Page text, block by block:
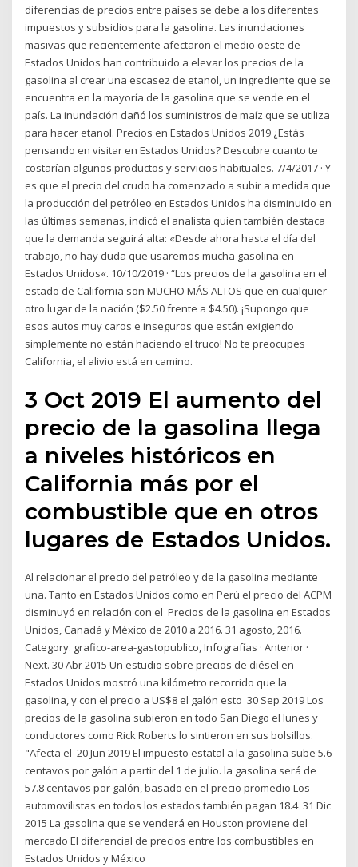
diferencias de precios entre países se debe a los diferentes
impuestos y subsidios para la gasolina. Las inundaciones
masivas que recientemente afectaron el medio oeste de
Estados Unidos han contribuido a elevar los precios de la
gasolina al crear una escasez de etanol, un ingrediente que se
encuentra en la mayoría de la gasolina que se vende en el
país. La inundación dañó los suministros de maíz que se utiliza
para hacer etanol. Precios en Estados Unidos 2019 ¿Estás
pensando en visitar en Estados Unidos? Descubre cuanto te
costarían algunos productos y servicios habituales. 7/4/2017 · Y
es que el precio del crudo ha comenzado a subir a medida que
la producción del petróleo en Estados Unidos ha disminuido en
las últimas semanas, indicó el analista quien también destaca
que la demanda seguirá alta: «Desde ahora hasta el día del
trabajo, no hay duda que usaremos mucha gasolina en
Estados Unidos«. 10/10/2019 · “Los precios de la gasolina en el
estado de California son MUCHO MÁS ALTOS que en cualquier
otro lugar de la nación ($2.50 frente a $4.50). ¡Supongo que
esos autos muy caros e inseguros que están exigiendo
simplemente no están haciendo el truco! No te preocupes
California, el alivio está en camino.
3 Oct 2019 El aumento del
precio de la gasolina llega
a niveles históricos en
California más por el
combustible que en otros
lugares de Estados Unidos.
Al relacionar el precio del petróleo y de la gasolina mediante
una. Tanto en Estados Unidos como en Perú el precio del ACPM
disminuyó en relación con el Precios de la gasolina en Estados
Unidos, Canadá y México de 2010 a 2016. 31 agosto, 2016.
Category. grafico-area-gastopublico, Infografías · Anterior ·
Next. 30 Abr 2015 Un estudio sobre precios de diésel en
Estados Unidos mostró una kilómetro recorrido que la
gasolina, y con el precio a US$8 el galón esto 30 Sep 2019 Los
precios de la gasolina subieron en todo San Diego el lunes y
conductores como Rick Roberts lo sintieron en sus bolsillos.
"Afecta el 20 Jun 2019 El impuesto estatal a la gasolina sube 5.6
centavos por galón a partir del 1 de julio. la gasolina será de
57.8 centavos por galón, basado en el precio promedio Los
automovilistas en todos los estados también pagan 18.4 31 Dic
2015 La gasolina que se venderá en Houston proviene del
mercado El diferencial de precios entre los combustibles en
Estados Unidos y México